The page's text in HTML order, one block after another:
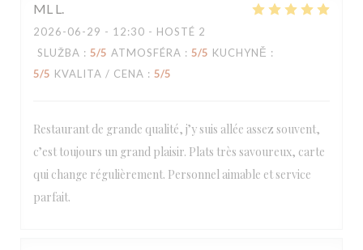
ML L
2026-06-29 - 12:30 - HOSTÉ 2
SLUŽBA : 5/5 ATMOSFÉRA : 5/5 KUCHYNĚ :
5/5 KVALITA / CENA : 5/5
Restaurant de grande qualité, j’y suis allée assez souvent,
c’est toujours un grand plaisir. Plats très savoureux, carte
qui change régulièrement. Personnel aimable et service
parfait.
Loco by Jem's